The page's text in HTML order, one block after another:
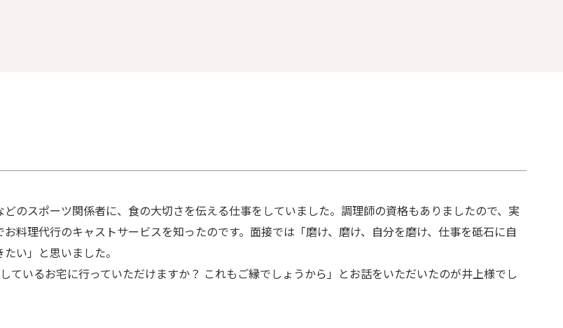
のスポーツ関係者に、食の大切さを伝える仕事をしていました。調理師の資格もありましたので、実
料理代行のキャストサービスを知ったのです。面接では「磨け、磨け、自分を磨け、仕事を砥石に自
い」と思いました。
いるお宅に行っていただけますか？ これもご縁でしょうから」とお話をいただいたのが井上様でし